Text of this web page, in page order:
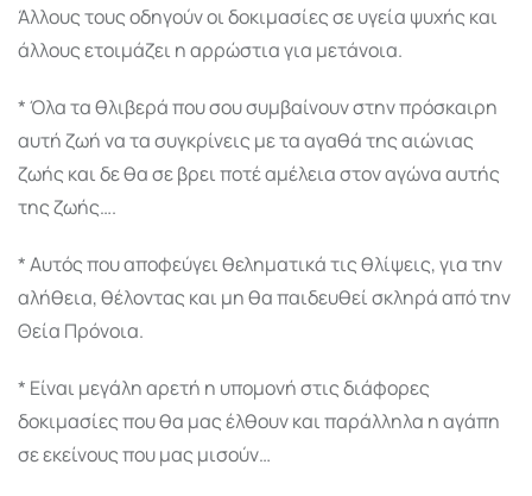
Άλλους τους οδηγούν οι δοκιμασίες σε υγεία ψυχής και
άλλους ετοιμάζει η αρρώστια για μετάνοια.
* Όλα τα θλιβερά που σου συμβαίνουν στην πρόσκαιρη
αυτή ζωή να τα συγκρίνεις με τα αγαθά της αιώνιας
ζωής και δε θα σε βρει ποτέ αμέλεια στον αγώνα αυτής
της ζωής….
* Αυτός που αποφεύγει θεληματικά τις θλίψεις, για την
αλήθεια, θέλοντας και μη θα παιδευθεί σκληρά από την
Θεία Πρόνοια.
* Είναι μεγάλη αρετή η υπομονή στις διάφορες
δοκιμασίες που θα μας έλθουν και παράλληλα η α­γάπη
σε εκείνους που μας μισούν…